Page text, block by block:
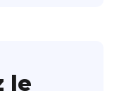
le